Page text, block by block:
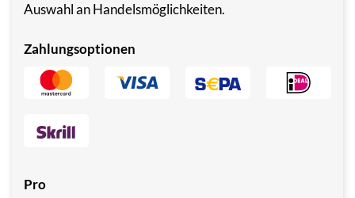
Auswahl an Handelsmöglichkeiten.
Zahlungsoptionen
Pro